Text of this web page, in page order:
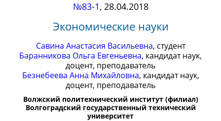
№83-1, 28.04.2018
Экономические науки
Савина Анастасия Васильевна, студент
Баранникова Ольга Евгеньевна, кандидат наук,
доцент, преподаватель
Безнебеева Анна Михайловна, кандидат наук,
доцент, преподаватель
Волжский политехнический институт (филиал)
Волгоградский государственный технический
университет